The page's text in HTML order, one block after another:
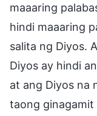
maaaring
hindi maaaring
salita ng Diyos.
Diyos ay hindi
at ang Diyos na
taong ginagamit